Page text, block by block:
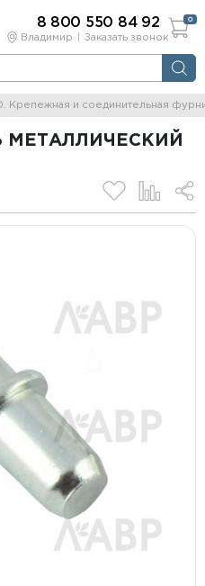
Владимир Заказать звонок
8 800 550 84 92 0
Крепежная и соединительная
МЕТАЛЛИЧЕСКИЙ